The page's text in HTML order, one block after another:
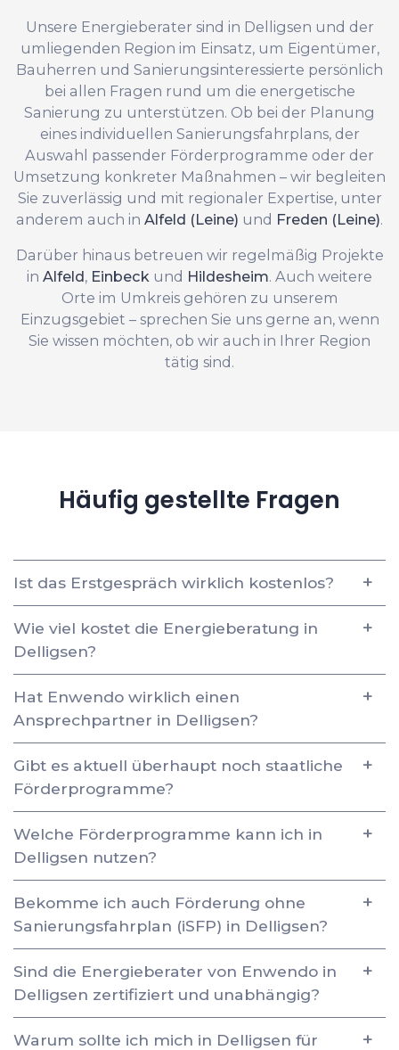
Unsere Energieberater sind in Delligsen und der
umliegenden Region im Einsatz, um Eigentümer,
Bauherren und Sanierungsinteressierte persönlich
bei allen Fragen rund um die energetische
Sanierung zu unterstützen. Ob bei der Planung
eines individuellen Sanierungsfahrplans, der
Auswahl passender Förderprogramme oder der
Umsetzung konkreter Maßnahmen – wir begleiten
Sie zuverlässig und mit regionaler Expertise, unter
anderem auch in Alfeld (Leine) und Freden (Leine).
Darüber hinaus betreuen wir regelmäßig Projekte
in Alfeld, Einbeck und Hildesheim. Auch weitere
Orte im Umkreis gehören zu unserem
Einzugsgebiet – sprechen Sie uns gerne an, wenn
Sie wissen möchten, ob wir auch in Ihrer Region
tätig sind.
Häufig gestellte Fragen
Ist das Erstgespräch wirklich kostenlos?
Wie viel kostet die Energieberatung in
Delligsen?
Hat Enwendo wirklich einen
Ansprechpartner in Delligsen?
Gibt es aktuell überhaupt noch staatliche
Förderprogramme?
Welche Förderprogramme kann ich in
Delligsen nutzen?
Bekomme ich auch Förderung ohne
Sanierungsfahrplan (iSFP) in Delligsen?
Sind die Energieberater von Enwendo in
Delligsen zertifiziert und unabhängig?
Warum sollte ich mich in Delligsen für